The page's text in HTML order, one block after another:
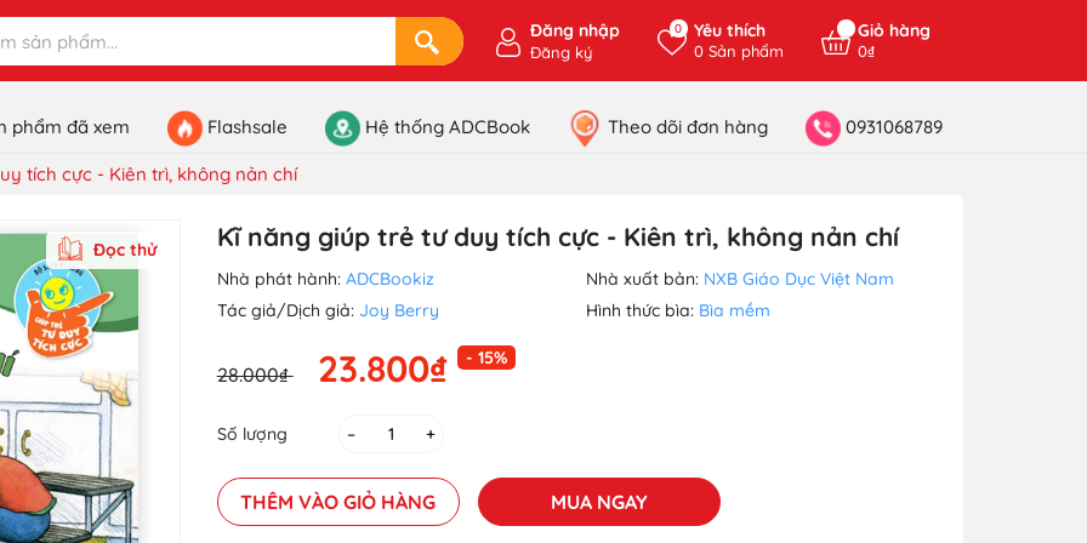
Đăng nhập
Đăng ký
0 Yêu thích
0Sản phẩm
Giỏ hàng
0₫
phẩm đã xem Flashsale Hệ thống ADCBook Theo dõi đơn hàng 0931068789
tích cực - Kiên trì, không nản chí
Đọc thử Kĩ năng giúp trẻ tư duy tích cực - Kiên trì, không nản chí
Nhà phát hành: ADCBookiz Nhà xuất bản: NXB Giáo Dục Việt Nam
Tác giả/Dịch giả: Joy Berry Hình thức bìa: Bìa mềm
28.000₫ 23.800₫ - 15%
Số lượng – +
THÊM VÀO GIỎ HÀNG MUA NGAY